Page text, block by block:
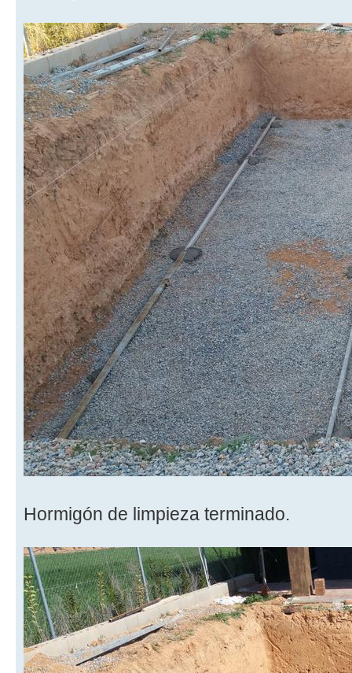
Hormigón de limpieza terminado.